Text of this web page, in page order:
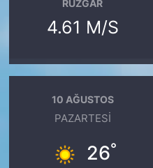
RÜZGAR
4.61 M/S
10 AĞUSTOS
PAZARTESI
26°